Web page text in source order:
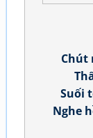
Chút
Suối
Nghe